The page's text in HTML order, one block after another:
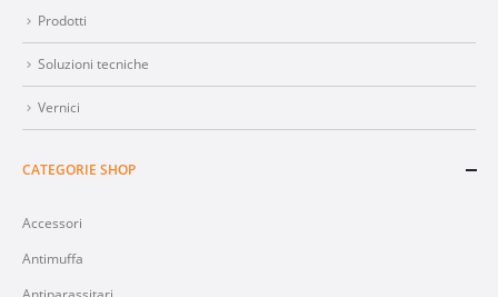
Prodotti
Soluzioni tecniche
Vernici
CATEGORIE SHOP
Accessori
Antimuffa
Antiparassitari